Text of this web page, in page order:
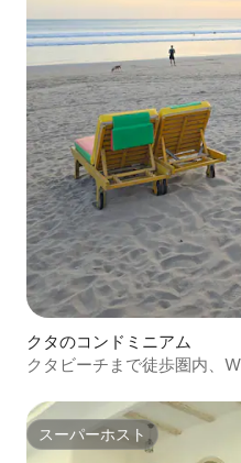
クタのコンドミニアム
クタビーチまで徒歩圏内、
スーパーホスト
スーパーホスト